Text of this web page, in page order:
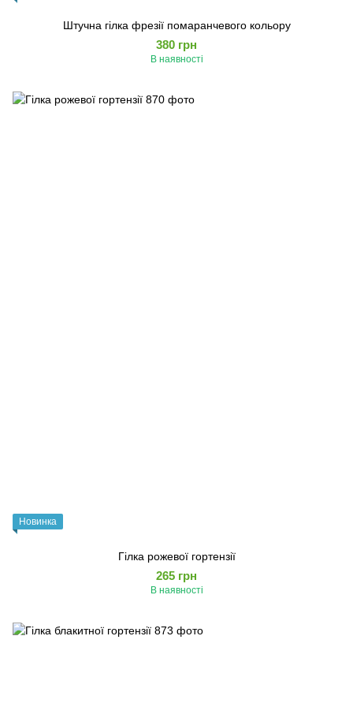
Штучна гілка фрезії помаранчевого кольору
380 грн
В наявності
Новинка
Гілка рожевої гортензії
265 грн
В наявності